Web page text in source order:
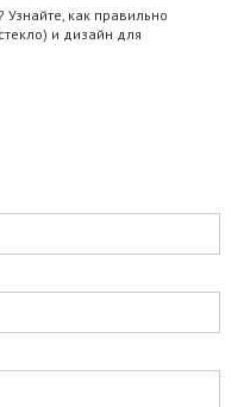
как правильно
и дизайн для